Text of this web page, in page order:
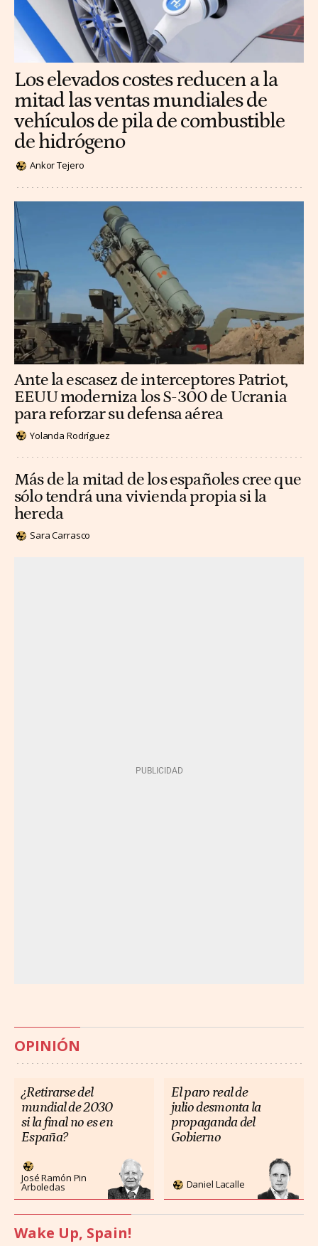
Los elevados costes reducen a la
mitad las ventas mundiales de
vehículos de pila de combustible
de hidrógeno
Ankor Tejero
Ante la escasez de interceptores Patriot,
EEUU moderniza los S-300 de Ucrania
para reforzar su defensa aérea
Yolanda Rodríguez
Más de la mitad de los españoles cree que
sólo tendrá una vivienda propia si la
hereda
Sara Carrasco
OPINIÓN
¿Retirarse del
mundial de 2030
si la final no es en
España?
José Ramón Pin
Arboledas
El paro real de
julio desmonta la
propaganda del
Gobierno
Daniel Lacalle
Wake Up, Spain!